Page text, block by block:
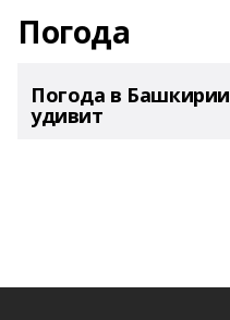
Погода
Погода в Башкирии
удивит